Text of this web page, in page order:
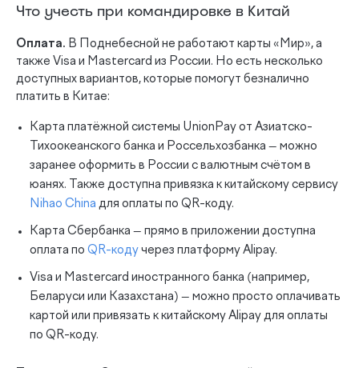
Что учесть при командировке в Китай
Оплата. В Поднебесной не работают карты «Мир», а
также Visa и Mastercard из России. Но есть несколько
доступных вариантов, которые помогут безналично
платить в Китае:
Карта платёжной системы UnionPay от Азиатско-
Тихоокеанского банка и Россельхозбанка — можно
заранее оформить в России с валютным счётом в
юанях. Также доступна привязка к китайскому сервису
Nihao China для оплаты по QR-коду.
Карта Сбербанка — прямо в приложении доступна
оплата по QR-коду через платформу Alipay.
Visa и Mastercard иностранного банка (например,
Беларуси или Казахстана) — можно просто оплачивать
картой или привязать к китайскому Alipay для оплаты
по QR-коду.